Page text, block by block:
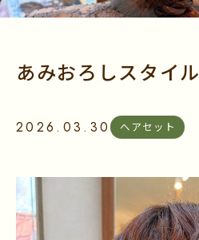
あみおろしスタイル
2026.03.30 へアセット